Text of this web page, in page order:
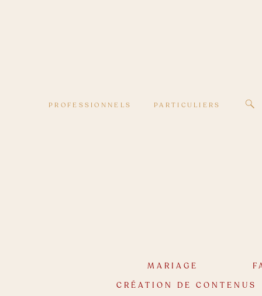
PARTICULIERS
PROFESSIONNELS
MARIAGE
CRÉATION DE CONTENUS